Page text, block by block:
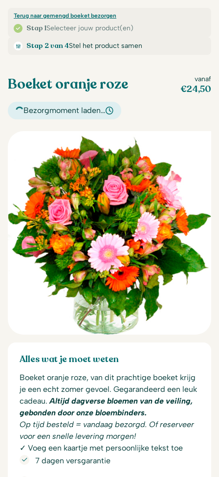
Stap 1Selecteer jouw product(en)
Terug naar gemengd boeket bezorgen
Stap 2 van 4Stel het product samen
Boeket oranje roze vanaf
€24,50
Bezorgmoment laden…
Alles wat je moet weten
Boeket oranje roze, van dit prachtige boeket krijg
je een echt zomer gevoel. Gegarandeerd een leuk
cadeau.Altijd dagverse bloemen van de veiling,
gebonden door onze bloembinders.
Op tijd besteld = vandaag bezorgd. Of reserveer
voor een snelle levering morgen!
✓ Voeg een kaartje met persoonlijke tekst toe
7 dagen versgarantie